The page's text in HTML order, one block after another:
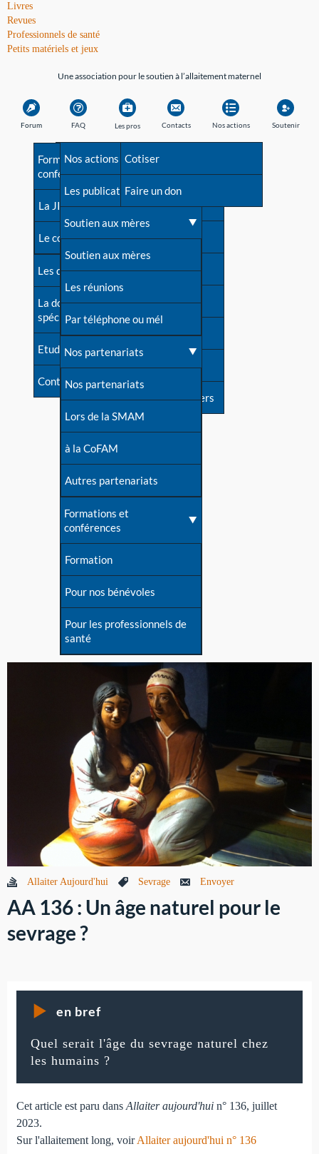
Livres
Revues
Professionnels de santé
Petits matériels et jeux
Une association pour le soutien à l’allaitement maternel
Forum FAQ
Avant la naissance
Les débuts
Une difficulté d'allaitement ?
Cas particuliers
Mythes et vérités
Devenir animatrice ?
Une question sur le site
Les pros
Formations et
conférences
La JIA
Le congrès
Les dossiers de l'allaitement
La documentation
spécialisée
Etudes récentes
Contact
Contacts
Besoin d'aide?
Répertoire de tous les
contacts
Contact presse
Dossier de presse
Soutenir LLL
Livre d'or
Forum
S'inscrire à nos newsletters
Nos actions
Nos actions
Les publications
Soutien aux mères
Soutien aux mères
Les réunions
Par téléphone ou mél
Nos partenariats
Nos partenariats
Lors de la SMAM
à la CoFAM
Autres partenariats
Formations et
conférences
Formation
Pour nos bénévoles
Pour les professionnels de
santé
Soutenir
Cotiser
Faire un don
Allaiter Aujourd'hui Sevrage Envoyer
AA 136 : Un âge naturel pour le
sevrage ?
en bref
Quel serait l'âge du sevrage naturel chez
les humains ?
Cet article est paru dans Allaiter aujourd'huin° 136, juillet
2023.
Sur l'allaitement long, voirAllaiter aujourd'hui n° 136